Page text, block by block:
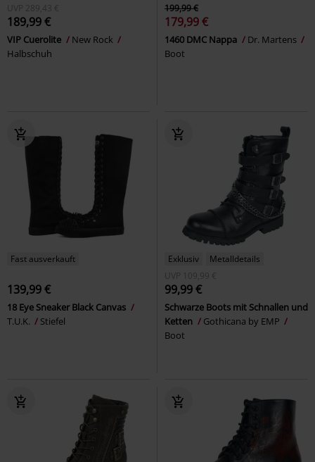
UVP 289,43 €
189,99 €
VIP Cuerolite
New Rock
Halbschuh
199,99 €
179,99 €
1460 DMC Nappa
Dr. Martens
Boot
Fast ausverkauft
139,99 €
18 Eye Sneaker Black Canvas
T.U.K.
Stiefel
Exklusiv
Metalldetails
UVP
109,99 €
99,99 €
Schwarze Boots mit Schnallen und
Ketten
Gothicana by EMP
Boot